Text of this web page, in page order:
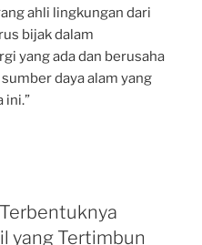
ahli lingkungan dari
bijak dalam
yang ada dan berusaha
daya alam yang
ini.”
yang Tertimbun